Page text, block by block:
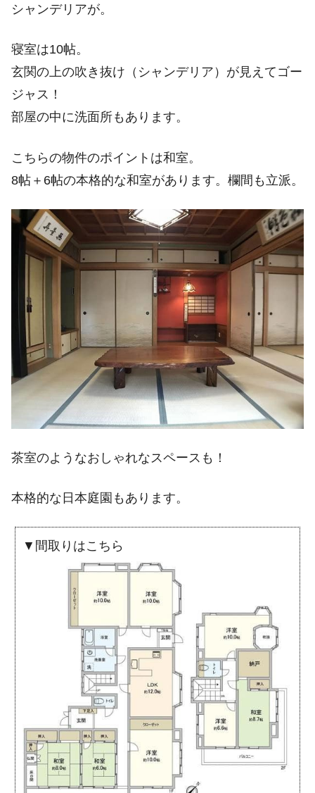
シャンデリアが。
寝室は10帖。
玄関の上の吹き抜け（シャンデリア）が見えてゴー
ジャス！
部屋の中に洗面所もあります。
こちらの物件のポイントは和室。
8帖＋6帖の本格的な和室があります。欄間も立派。
茶室のようなおしゃれなスペースも！
本格的な日本庭園もあります。
▼間取りはこちら